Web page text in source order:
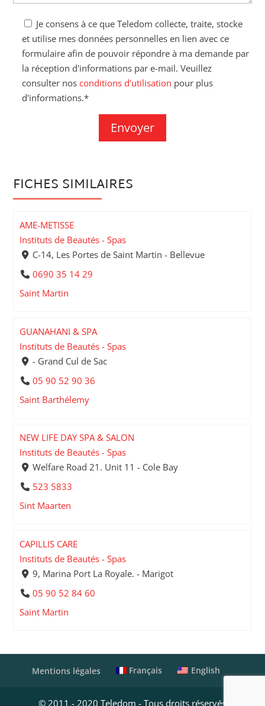
Je consens à ce que Teledom collecte, traite, stocke
et utilise mes données personnelles en lien avec ce
formulaire afin de pouvoir répondre à ma demande par
la réception d'informations par e-mail. Veuillez
consulter nosconditions d'utilisation pour plus
d'informations.*
FICHES SIMILAIRES
AME-METISSE
Instituts de Beautés - Spas
C-14, Les Portes de Saint Martin - Bellevue
0690 35 14 29
Saint Martin
GUANAHANI & SPA
Instituts de Beautés - Spas
- Grand Cul de Sac
05 90 52 90 36
Saint Barthélemy
NEW LIFE DAY SPA & SALON
Instituts de Beautés - Spas
Welfare Road 21. Unit 11 - Cole Bay
523 5833
Sint Maarten
CAPILLIS CARE
Instituts de Beautés - Spas
9, Marina Port La Royale. - Marigot
05 90 52 84 60
Saint Martin
Mentions légales Français English
© 2011 - 2020 Teledom - Tous droits réservés